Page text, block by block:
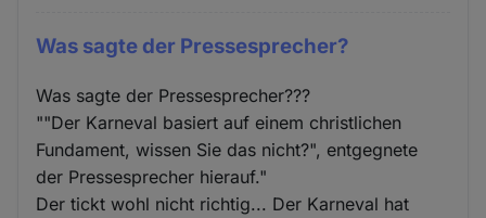
Was sagte der Pressesprecher?
Was sagte der Pressesprecher???
""Der Karneval basiert auf einem christlichen
Fundament, wissen Sie das nicht?", entgegnete
der Pressesprecher hierauf."
Der tickt wohl nicht richtig... Der Karneval hat